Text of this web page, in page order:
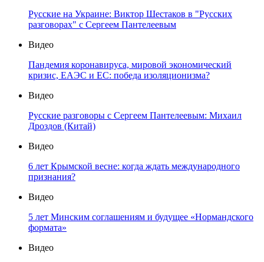
Русские на Украине: Виктор Шестаков в "Русских
разговорах" с Сергеем Пантелеевым
Видео
Пандемия коронавируса, мировой экономический
кризис, ЕАЭС и ЕС: победа изоляционизма?
Видео
Русские разговоры с Сергеем Пантелеевым: Михаил
Дроздов (Китай)
Видео
6 лет Крымской весне: когда ждать международного
признания?
Видео
5 лет Минским соглашениям и будущее «Нормандского
формата»
Видео